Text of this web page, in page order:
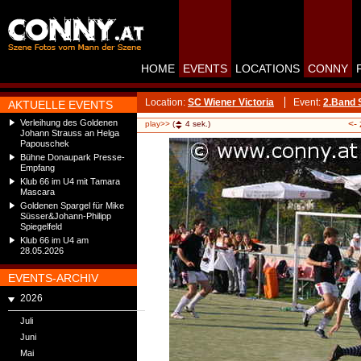
AKTUELLE EVENTS
Verleihung des Goldenen
Johann Strauss an Helga
Papouschek
Bühne Donaupark Presse-
Empfang
Klub 66 im U4 mit Tamara
Mascara
Goldenen Spargel für Mike
Süsser&Johann-Philipp
Spiegelfeld
Klub 66 im U4 am
28.05.2026
EVENTS-ARCHIV
2026
Juli
Juni
Mai
HOME EVENTS LOCATIONS CONNY
Location: SC Wiener Victoria Event: 2.Band
play>> ( 4 sek.) <-